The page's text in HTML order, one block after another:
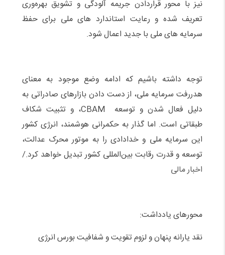
نیز با محور قراردادن جریمه آلودگی و تشویق بهره‌وری
تعریف شده و رعایت استاندارد های ملی برای حفظ
سرمایه های ملی با جدید اعمال شود.
توجه داشته باشیم که ادامه وضع موجود به معنای
هدررفت سرمایه ملی، از دست دادن بازارهای صادراتی به
دلیل فعال شدن و توسعه CBAM، و تثبیت شکاف
طبقاتی است. اما گذار به حکمرانی هوشمند، انرژی کشور
این سرمایه ملی و خدادادی را به موتور محرک عدالت،
توسعه و قدرت رقابت بین‌المللی کشور تبدیل خواهد کرد./
اخبار مالی
محورهای یادداشت:
نقد یارانه پنهان و لزوم تقویت و شفافیت بورس انرژی